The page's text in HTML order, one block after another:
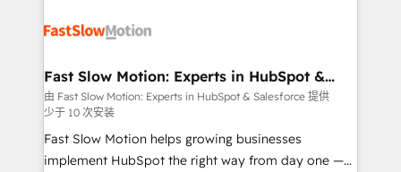
digitaweb.com
design, implement, and optimise HubSpot so it
services include: - Choosing the right HubSpot
package for your business - Full CRM, Marketing, and
Sales Hub implementations - Custom dashboards
and reporting - Workflow automation and data
clean-up - Sales enablement and team training -
Fast Slow Motion: Experts in HubSpot &
Salesforce
由 Fast Slow Motion: Experts in HubSpot & Salesforce 提供
少于 10 次安装
Fast Slow Motion helps growing businesses
implement HubSpot the right way from day one —